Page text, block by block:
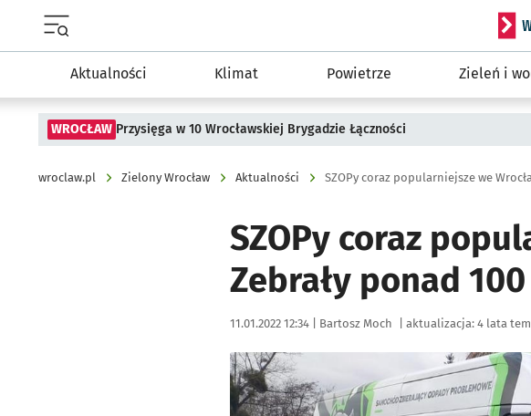
Aktualności Klimat Powietrze Zieleń i
WROCŁAW Przysięga w 10 Wrocławskiej Brygadzie Łączności
wroclaw.pl Zielony Wrocław Aktualności SZOPy coraz popularniejsze we
SZOPy coraz
Zebrały ponad
Data publikacji:
11.01.2022 12:34 | Autor:
Bartosz Moch aktualizacja: 4 lata
Kliknij, aby powiększyć